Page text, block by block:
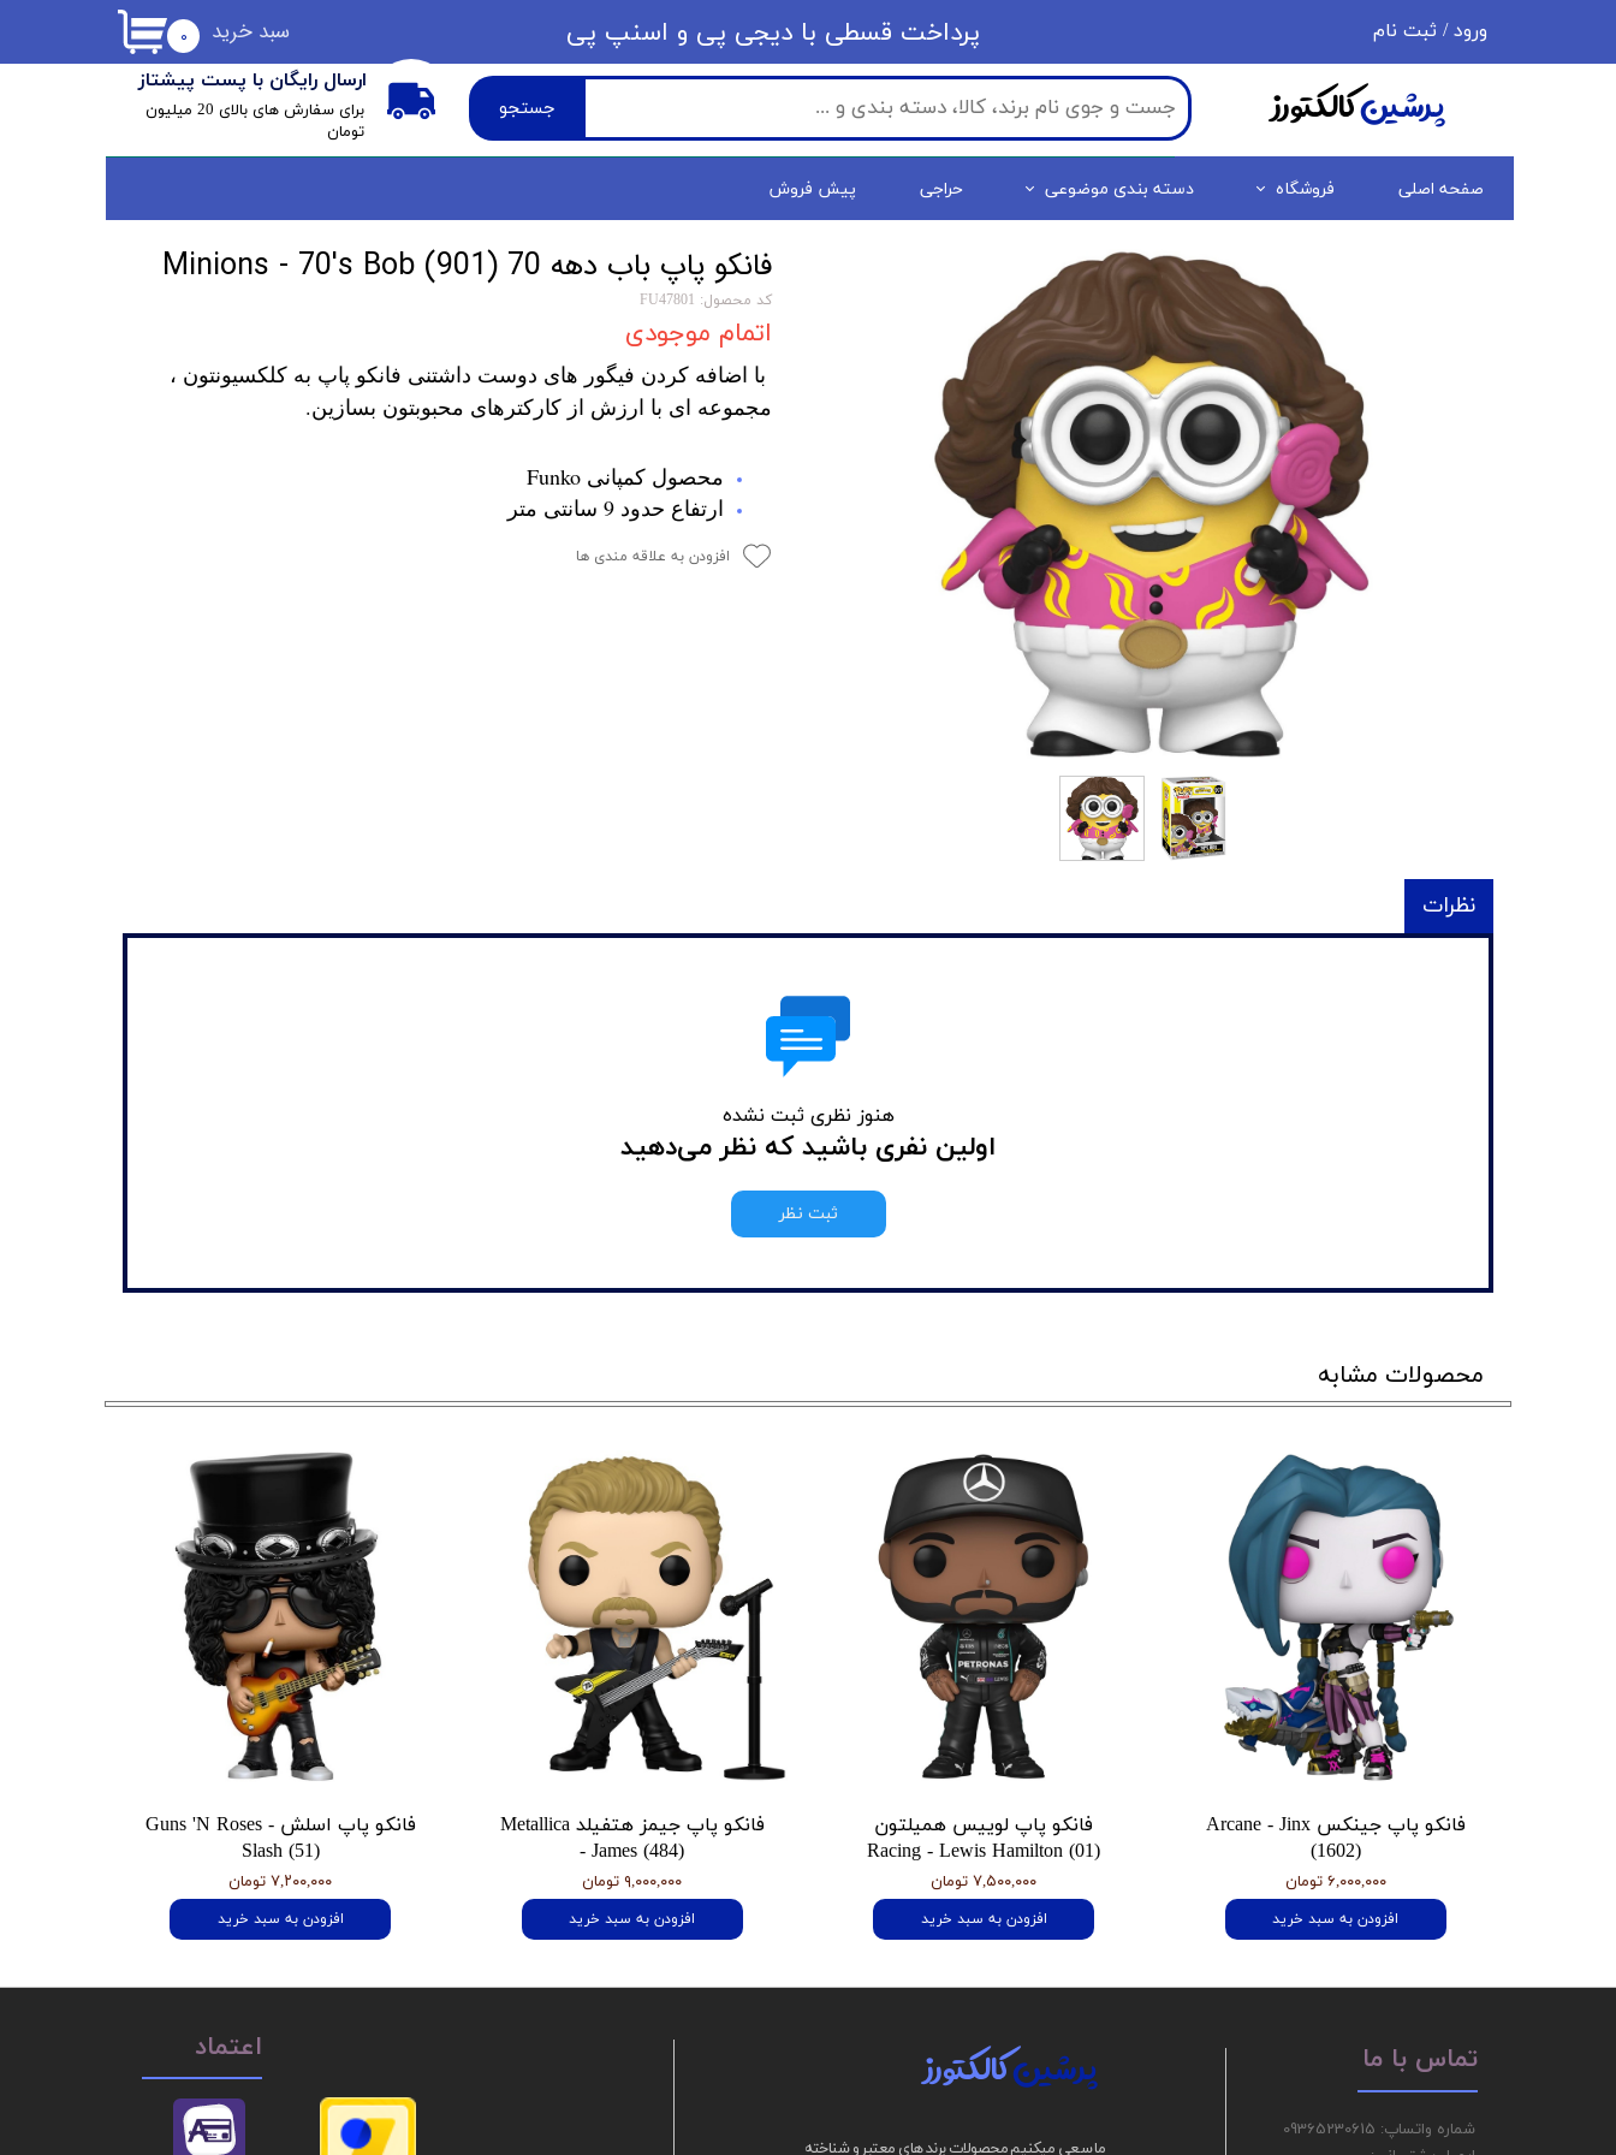
جستجو
ارسال رایگان با پست پیشتاز
​برای سفارش های بالای 20 میلیون
تومان
۰ سبد خرید ورود / ثبت نام
حساب کاربری من
تغییر گذر واژه
سفارشات
خروج از حساب کاربری
​​پرداخت قسطی با دیجی پی ​​​​​​​و اسنپ پی
صفحه اصلی فروشگاه دسته بندی موضوعی حراجی پیش فروش
پرشینکالکتورز
فانکو پاپ باب دهه 70 Minions - 70's Bob (901)
کد محصول: FU47801
اتمام موجودی
با اضافه کردن فیگور های دوست داشتنی فانکو پاپ به کلکسیونتون ،
مجموعه ای با ارزش از کارکترهای محبوبتون بسازین.
محصول کمپانی Funko
ارتفاع حدود 9 سانتی متر
افزودن به علاقه مندی ها
نظرات
هنوز نظری ثبت نشده
اولین نفری باشید که نظر می‌دهید
ثبت نظر
محصولات مشابه
فانکو پاپ جینکس Arcane - Jinx
(1602)
۶,۰۰۰,۰۰۰ تومان
افزودن به سبد خرید
فانکو پاپ لوییس همیلتون
Racing - Lewis Hamilton (01)
۷,۵۰۰,۰۰۰ تومان
افزودن به سبد خرید
فانکو پاپ جیمز هتفیلد Metallica
- James (484)
۹,۰۰۰,۰۰۰ تومان
افزودن به سبد خرید
فانکو پاپ اسلش Guns 'N Roses -
Slash (51)
۷,۲۰۰,۰۰۰ تومان
افزودن به سبد خرید
ما سعی میکنیم محصولات برند های معتبر و شناخته
پرشینکالکتورز
شماره واتساپ: 09365230615
تماس با ما اعتماد